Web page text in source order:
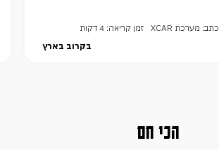
כתב: מערכת XCAR
זמן קריאה: 4 דקות
בקרוב בארץ
הכי חם